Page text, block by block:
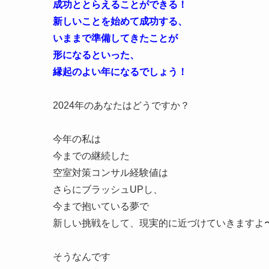
成功ととらえることができる！
新しいことを始めて成功する、
いままで準備してきたことが
形になるといった、
縁起のよい年になるでしょう！
2024年のあなたはどうですか？
今年の私は
今までの継続した
空室対策コンサル経験値は
さらにブラッシュUPし、
今まで抱いている夢で
新しい挑戦をして、現実的に近づけていきますよ
そうなんです